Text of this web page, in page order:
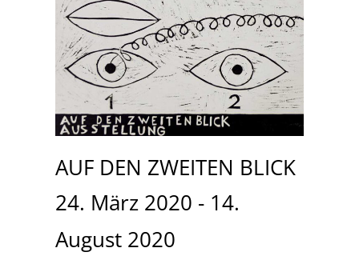
AUF DEN ZWEITEN BLICK
24. März 2020 - 14.
August 2020